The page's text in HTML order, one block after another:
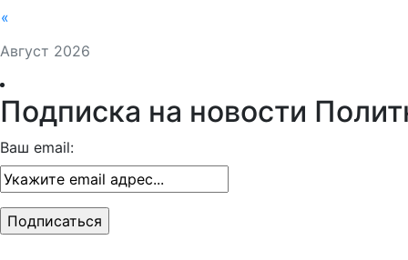
Август 2026
«
Подписка на новости
Ваш email: